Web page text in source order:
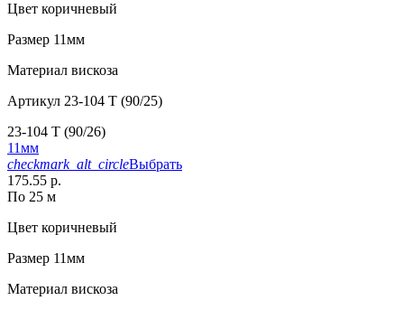
Цвет коричневый
Размер 11мм
Материал вискоза
Артикул 23-104 T (90/25)
23-104 T (90/26)
11мм
checkmark_alt_circleВыбрать
175.55 р.
По 25 м
Цвет коричневый
Размер 11мм
Материал вискоза